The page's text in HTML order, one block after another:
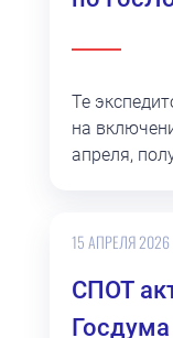
Те
на
апреля,
15 АПРЕЛЯ 2026
СПОТ